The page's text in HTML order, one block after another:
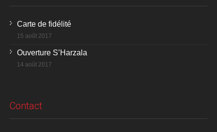
Carte de fidélité
15 août 2017
Ouverture S’Harzala
14 août 2017
Contact